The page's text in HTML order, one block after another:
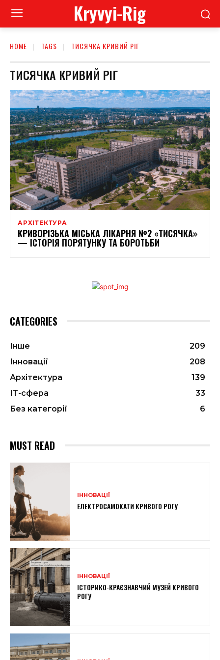
Kryvyi-Rig
HOME TAGS ТИСЯЧКА КРИВИЙ РІГ
ТИСЯЧКА КРИВИЙ РІГ
АРХІТЕКТУРА
КРИВОРІЗЬКА МІСЬКА ЛІКАРНЯ №2 «ТИСЯЧКА»
— ІСТОРІЯ ПОРЯТУНКУ ТА БОРОТЬБИ
CATEGORIES
Інше
209
Інновації
208
Архітектура
139
ІТ-сфера
33
Без категорії
6
MUST READ
ІННОВАЦІЇ
ЕЛЕКТРОСАМОКАТИ КРИВОГО РОГУ
ІННОВАЦІЇ
ІСТОРИКО-КРАЄЗНАВЧИЙ МУЗЕЙ КРИВОГО
РОГУ